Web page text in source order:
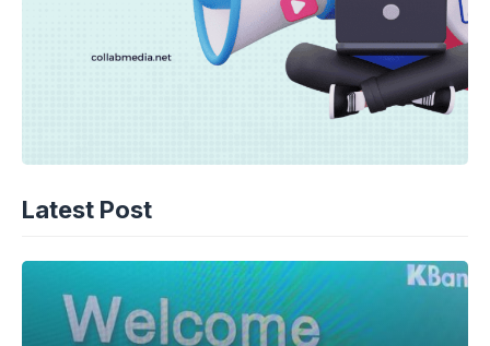
Latest Post